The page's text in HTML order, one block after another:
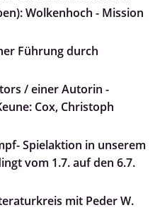
Wolkenhoch - Mission
Führung durch
/ einer Autorin -
Cox, Christoph
Spielaktion in unserem
vom 1.7. auf den 6.7.
mit Peder W.